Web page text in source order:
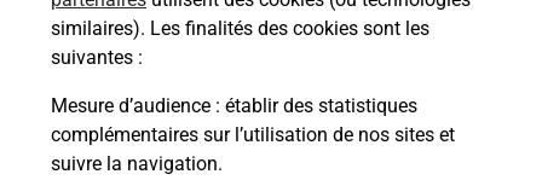
similaires). Les finalités des cookies sont les
suivantes :
Mesure d’audience : établir des statistiques
complémentaires sur l’utilisation de nos sites et
suivre la navigation.
En savoir plus
Souscrire à la téléassistance